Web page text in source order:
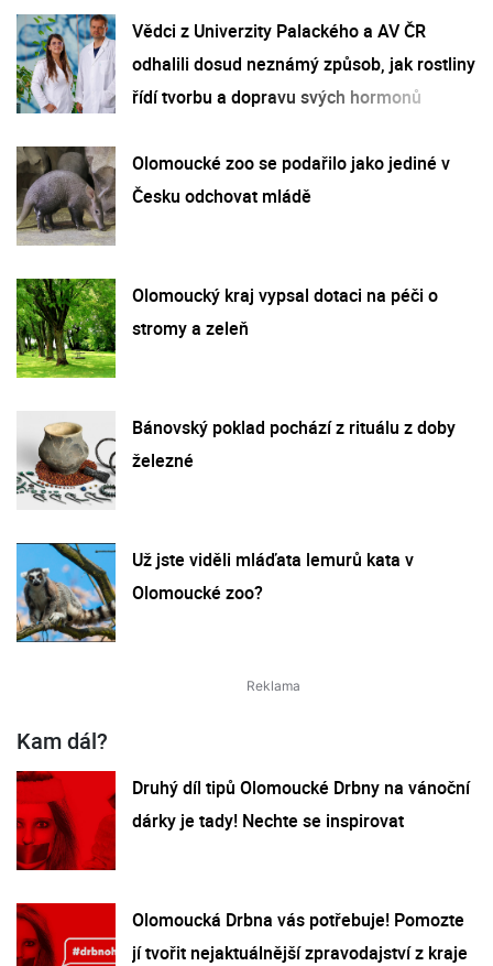
Vědci z Univerzity Palackého a AV ČR
odhalili dosud neznámý způsob, jak rostliny
řídí tvorbu a dopravu svých hormonů
Olomoucké zoo se podařilo jako jediné v
Česku odchovat mládě
Olomoucký kraj vypsal dotaci na péči o
stromy a zeleň
Bánovský poklad pochází z rituálu z doby
železné
Už jste viděli mláďata lemurů kata v
Olomoucké zoo?
Kam dál?
Druhý díl tipů Olomoucké Drbny na vánoční
dárky je tady! Nechte se inspirovat
Olomoucká Drbna vás potřebuje! Pomozte
jí tvořit nejaktuálnější zpravodajství z kraje